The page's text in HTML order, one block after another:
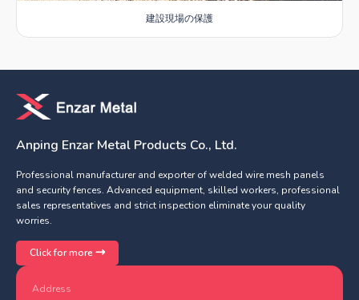
建設現場の保護
Anping Enzar Metal Products Co., Ltd.
Professional manufacturer and exporter of welded wire mesh panels
and security fences. Advanced equipment, skilled workers, professional
sales representatives and strict inspection eliminate your quality
worries.
Click for more
Address